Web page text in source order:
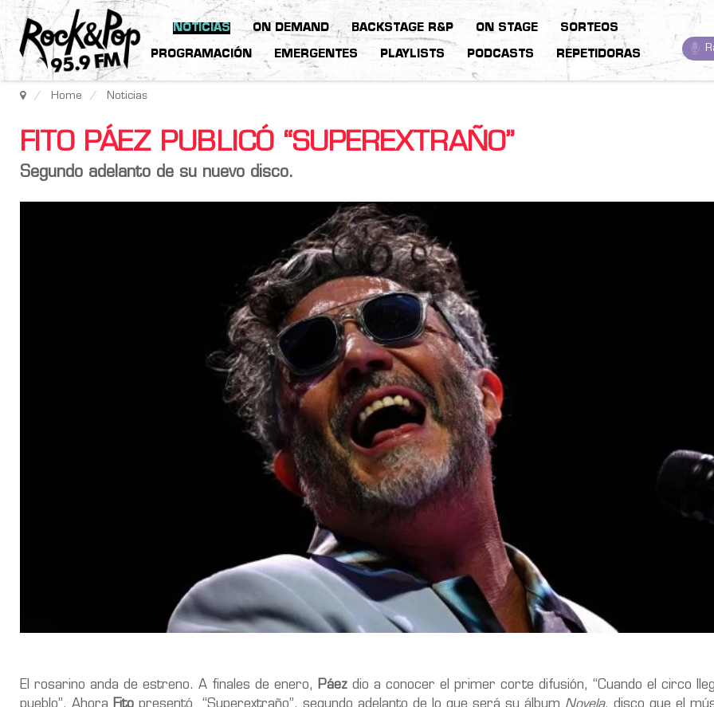
NOTICIAS ON DEMAND BACKSTAGE R&P ON STAGE SORTEOS
PROGRAMACIÓN EMERGENTES PLAYLISTS PODCASTS REPETIDORAS
Home Noticias
FITO PÁEZ PUBLICÓ “SUPEREXTRAÑO”
Segundo adelanto de su nuevo disco.
El rosarino anda de estreno. A finales de enero, Páez dio a conocer el primer corte difusión, “Cuando el circo